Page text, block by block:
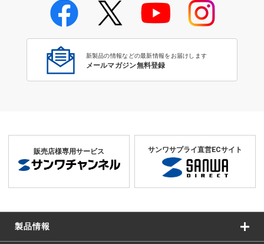
学校教育のICT環境整備特集
新製品の情報などの最新情報をお届けします
メールマガジン無料登録
販売店様専用サービス サンワサプライ直営ECサイト
製品情報